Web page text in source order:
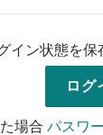
イン状態を保
場合パスワ